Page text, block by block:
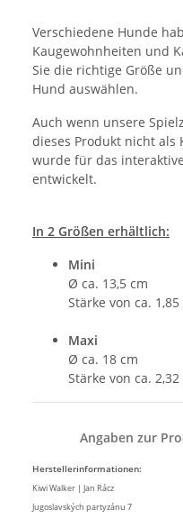
Verschiedene Hunde
Kaugewohnheiten und
Sie die richtige Größe
Hund auswählen.
Auch wenn unsere
dieses Produkt nicht als
wurde für das
entwickelt.
In 2 Größen erhältlich:
Mini
Ø ca. 13,5 cm
Stärke von ca. 1,85
Maxi
Ø ca. 18 cm
Stärke von ca. 2,32
Angaben zur
Herstellerinformationen:
Kiwi Walker | Jan Rácz
Jugoslavských partyzánu 7